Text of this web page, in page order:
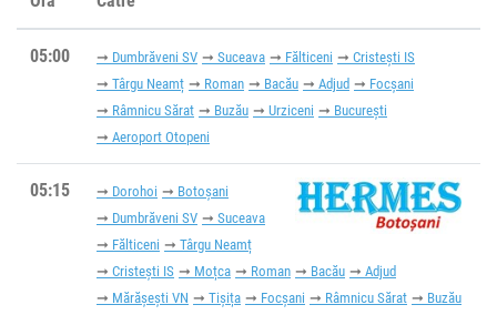
05:00 Dumbrăveni SV Suceava Fălticeni
Cristești IS
Târgu Neamț
Roman Bacău Adjud
Focșani
Râmnicu Sărat
Buzău Urziceni
București
Aeroport Otopeni
05:15 Dorohoi
Botoșani
Dumbrăveni SV
Suceava
Fălticeni
Târgu Neamț
Cristești IS
Moțca Roman Bacău
Adjud
Mărășești VN
Tișița Focșani Râmnicu Sărat
Buzău